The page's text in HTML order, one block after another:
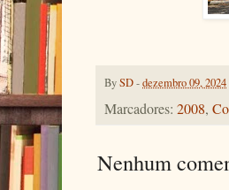
BySD-dezembro 09, 2024
Marcadores: 2008,
Nenhum